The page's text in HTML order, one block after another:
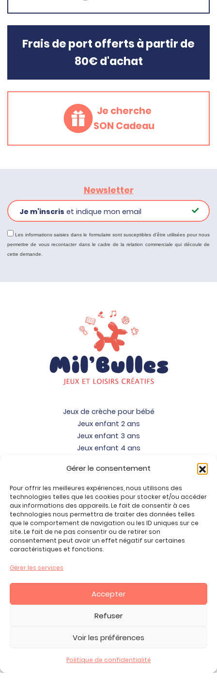
Gérer le consentement
Pour offrir les meilleures expériences, nous utilisons des
technologies telles que les cookies pour stocker et/ou accéder
aux informations des appareils. Le fait de consentir à ces
technologies nous permettra de traiter des données telles
que le comportement de navigation ou les ID uniques sur ce
site. Le fait de ne pas consentir ou de retirer son
consentement peut avoir un effet négatif sur certaines
caractéristiques et fonctions.
Gérer les services
Accepter
Refuser
Voir les préférences
Politique de confidentialité
Frais de port offerts à partir de
80€ d'achat
Je cherche
SON Cadeau
Newsletter
Je m’inscris et indique mon email
Les informations saisies dans le formulaire sont susceptibles d'être utilisées pour nous
permettre de vous recontacter dans le cadre de la relation commerciale qui découle de
cette demande.
Jeux de crèche pour bébé
Jeux enfant 2 ans
Jeux enfant 3 ans
Jeux enfant 4 ans
Jeux enfant 6 ans
Jeux enfant 7 ans
Jeux enfant 8 ans
Jeux enfant 9 ans
Jeux enfant 10 ans
Jeux enfant 11 ans
Jeux enfant 12 ans
Promos jeux de loisirs créatifs
Plan du site
Contact
CGV